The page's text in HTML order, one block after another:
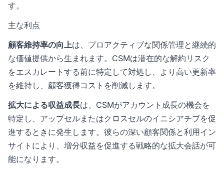
す。
主な利点
顧客維持率の向上は、プロアクティブな関係管理と継続的
な価値提供から生まれます。CSMは潜在的な解約リスク
をエスカレートする前に特定して対処し、より高い更新率
を維持し、顧客獲得コストを削減します。
拡大による収益成長は、CSMがアカウント成長の機会を
特定し、アップセルまたはクロスセルのイニシアチブを促
進するときに発生します。彼らの深い顧客関係と利用イン
サイトにより、増分収益を促進する戦略的な拡大会話が可
能になります。